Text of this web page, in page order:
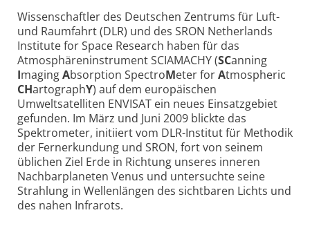
Wissenschaftler des Deutschen Zentrums für Luft-
und Raumfahrt (DLR) und des SRON Netherlands
Institute for Space Research haben für das
Atmosphäreninstrument SCIAMACHY (SCanning
ImagingAbsorption SpectroMeter forAtmospheric
CHartographY) auf dem europäischen
Umweltsatelliten ENVISAT ein neues Einsatzgebiet
gefunden. Im März und Juni 2009 blickte das
Spektrometer, initiiert vom DLR-Institut für Methodik
der Fernerkundung und SRON, fort von seinem
üblichen Ziel Erde in Richtung unseres inneren
Nachbarplaneten Venus und untersuchte seine
Strahlung in Wellenlängen des sichtbaren Lichts und
des nahen Infrarots.